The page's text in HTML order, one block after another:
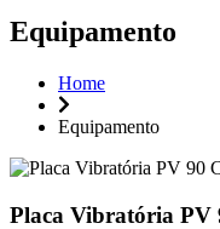
Equipamento
Home
Equipamento
Placa Vibratória PV